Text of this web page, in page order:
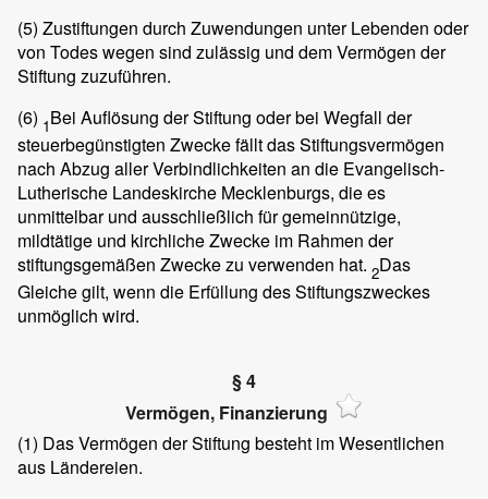
(5) Zustiftungen durch Zuwendungen unter Lebenden oder
von Todes wegen sind zulässig und dem Vermögen der
Stiftung zuzuführen.
(6) 1Bei Auflösung der Stiftung oder bei Wegfall der
steuerbegünstigten Zwecke fällt das Stiftungsvermögen
nach Abzug aller Verbindlichkeiten an die Evangelisch-
Lutherische Landeskirche Mecklenburgs, die es
unmittelbar und ausschließlich für gemeinnützige,
mildtätige und kirchliche Zwecke im Rahmen der
stiftungsgemäßen Zwecke zu verwenden hat. 2Das
Gleiche gilt, wenn die Erfüllung des Stiftungszweckes
unmöglich wird.
§ 4
Vermögen, Finanzierung
(1) Das Vermögen der Stiftung besteht im Wesentlichen
aus Ländereien.